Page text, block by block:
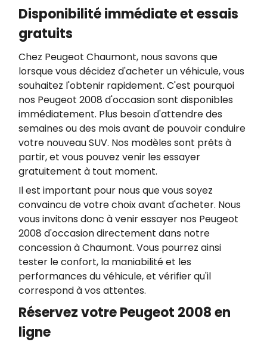
Disponibilité immédiate et essais
gratuits
Chez Peugeot Chaumont, nous savons que
lorsque vous décidez d'acheter un véhicule, vous
souhaitez l'obtenir rapidement. C'est pourquoi
nos Peugeot 2008 d'occasion sont disponibles
immédiatement. Plus besoin d'attendre des
semaines ou des mois avant de pouvoir conduire
votre nouveau SUV. Nos modèles sont prêts à
partir, et vous pouvez venir les essayer
gratuitement à tout moment.
Il est important pour nous que vous soyez
convaincu de votre choix avant d'acheter. Nous
vous invitons donc à venir essayer nos Peugeot
2008 d'occasion directement dans notre
concession à Chaumont. Vous pourrez ainsi
tester le confort, la maniabilité et les
performances du véhicule, et vérifier qu'il
correspond à vos attentes.
Réservez votre Peugeot 2008 en
ligne